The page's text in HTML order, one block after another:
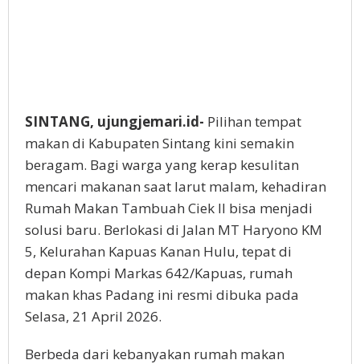
SINTANG, ujungjemari.id- Pilihan tempat
makan di Kabupaten Sintang kini semakin
beragam. Bagi warga yang kerap kesulitan
mencari makanan saat larut malam, kehadiran
Rumah Makan Tambuah Ciek II bisa menjadi
solusi baru. Berlokasi di Jalan MT Haryono KM
5, Kelurahan Kapuas Kanan Hulu, tepat di
depan Kompi Markas 642/Kapuas, rumah
makan khas Padang ini resmi dibuka pada
Selasa, 21 April 2026.
Berbeda dari kebanyakan rumah makan